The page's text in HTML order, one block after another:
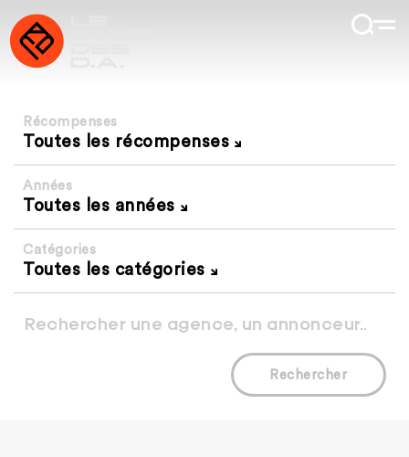
Récompenses
Toutes les récompenses
Années
Toutes les années
Catégories
Toutes les catégories
Rechercher